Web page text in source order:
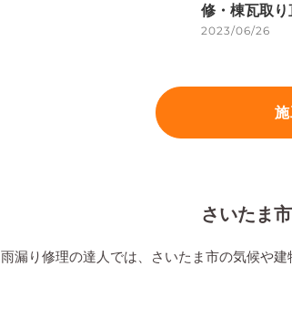
修・棟瓦取
2023/06/26
さいたま
雨漏り修理の達人では、さいたま市の気候や